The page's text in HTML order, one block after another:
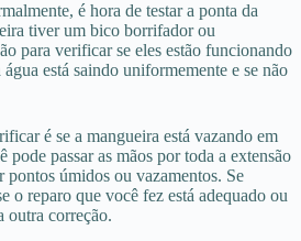
é hora de testar a ponta da
tiver um bico borrifador ou
para verificar se eles estão funcionando
está saindo uniformemente e se não
é se a mangueira está vazando em
pode passar as mãos por toda a extensão
pontos úmidos ou vazamentos. Se
o reparo que você fez está adequado ou
outra correção.